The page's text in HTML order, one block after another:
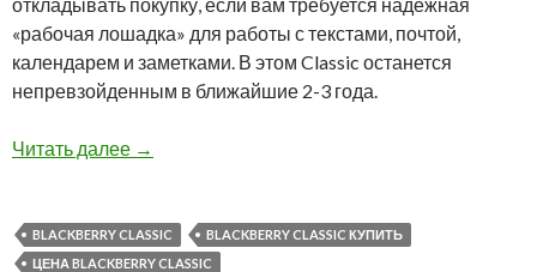
«рабочая лошадка» для работы с текстами, почтой,
календарем и заметками. В этом Classic останется
непревзойденным в ближайшие 2-3 года.
Читать далее BlackBerry Classic в черном цвете снова в
→
BLACKBERRY CLASSIC
BLACKBERRY CLASSIC КУПИТЬ
ЦЕНА BLACKBERRY CLASSIC